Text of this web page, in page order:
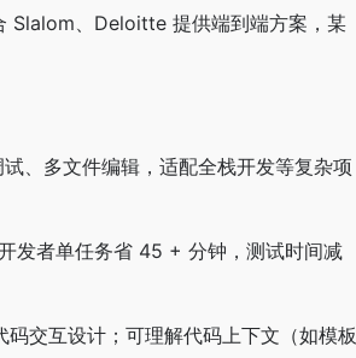
Slalom、Deloitte 提供端到端方案，某
、多文件编辑，适配全栈开发等复杂项
发者单任务省 45 + 分钟，测试时间减
交互设计；可理解代码上下文（如模板